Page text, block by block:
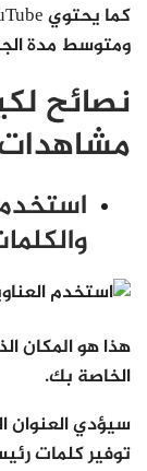
ومتوسط مدة الجلسة
نصائح
هذا هو المكان
الخاصة بك.
سيؤدي العنوان
توفير كلمات